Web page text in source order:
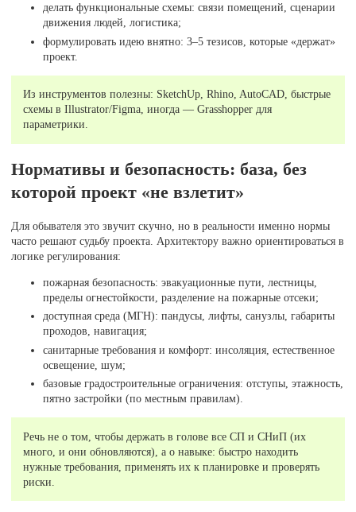
делать функциональные схемы: связи помещений, сценарии
движения людей, логистика;
формулировать идею внятно: 3–5 тезисов, которые «держат»
проект.
Из инструментов полезны: SketchUp, Rhino, AutoCAD, быстрые
схемы в Illustrator/Figma, иногда — Grasshopper для
параметрики.
Нормативы и безопасность: база, без
которой проект «не взлетит»
Для обывателя это звучит скучно, но в реальности именно нормы
часто решают судьбу проекта. Архитектору важно ориентироваться в
логике регулирования:
пожарная безопасность: эвакуационные пути, лестницы,
пределы огнестойкости, разделение на пожарные отсеки;
доступная среда (МГН): пандусы, лифты, санузлы, габариты
проходов, навигация;
санитарные требования и комфорт: инсоляция, естественное
освещение, шум;
базовые градостроительные ограничения: отступы, этажность,
пятно застройки (по местным правилам).
Речь не о том, чтобы держать в голове все СП и СНиП (их
много, и они обновляются), а о навыке: быстро находить
нужные требования, применять их к планировке и проверять
риски.